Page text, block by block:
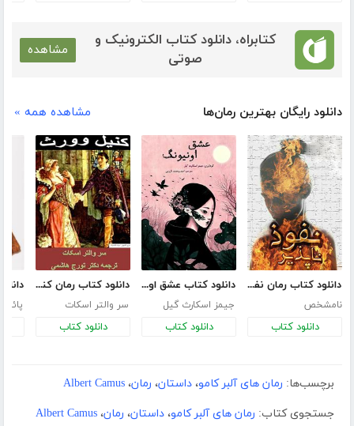
کتابراه، دانلود کتاب الکترونیک و
صوتی
مشاهده
دانلود رایگان بهترین رمان‌ها مشاهده همه »
دانلود کتاب رمان نفوذ ناپذیر
نامشخص
دانلود کتاب
دانلود کتاب عشق اونیونگ
جیمز اسکارث گیل
دانلود کتاب
دانلود کتاب رمان کنیل وورث
سر والتر اسکات
دانلود کتاب
برچسب‌ها: رمان های آلبر کامو، داستان، رمان، Albert Camus
جستجوی کتاب: رمان های آلبر کامو، داستان، رمان، Albert Camus